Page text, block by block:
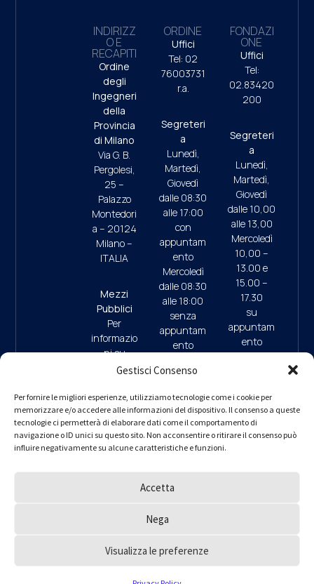
Gestisci Consenso
Per fornire le migliori esperienze, utilizziamo tecnologie come i cookie per
memorizzare e/o accedere alle informazioni del dispositivo. Il consenso a queste
tecnologie ci permetterà di elaborare dati come il comportamento di
navigazione o ID unici su questo sito. Non acconsentire o ritirare il consenso può
influire negativamente su alcune caratteristiche e funzioni.
Accetta
Nega
Visualizza le preferenze
INDIRIZZ
O E
RECAPITI
Ordine
degli
Ingegneri
della
Provincia
di Milano
Via G. B.
Pergolesi,
25 –
Palazzo
Montedori
a – 20124
Milano –
ITALIA
Mezzi
Pubblici
Per
informazio
ni su
mezzi
parcheggi
clicca qui
ORDINE
Uffici
Tel: 02
76003731
r.a.
Segreteri
a
Lunedì,
Martedì,
Giovedì
dalle 08:30
alle 17:00
con
appuntam
ento
Mercoledì
dalle 08:30
alle 18:00
senza
appuntam
ento
accesso
9.30/13.0
0 (da
Lunedì a
no@ingpe
FONDAZI
ONE
Uffici
Tel:
02.83420
200
Segreteri
a
Lunedì,
Martedì,
Giovedì
dalle 10,00
alle 13,00
Mercoledì
10,00 –
13.00 e
15.00 –
17.30
su
appuntam
ento
09:30/13:
00 (da
Lunedì a
Giovedì)
Ordine degli Ingegneri della Provincia di Milano © 2000 – 2025